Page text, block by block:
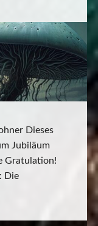
Dieses
Jubiläum
Gratulation!
Die